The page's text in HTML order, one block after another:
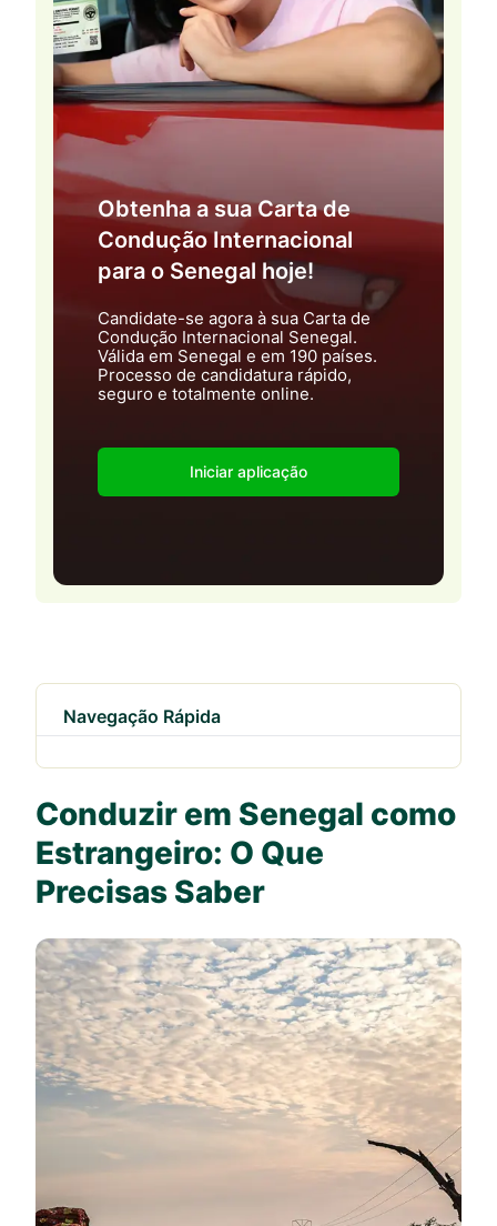
Obtenha a sua Carta de
Condução Internacional
para o Senegal hoje!
Candidate-se agora à sua Carta de
Condução Internacional Senegal.
Válida em Senegal e em 190 países.
Processo de candidatura rápido,
seguro e totalmente online.
Iniciar aplicação
Navegação Rápida
Conduzir em Senegal como
Estrangeiro: O Que
Precisas Saber